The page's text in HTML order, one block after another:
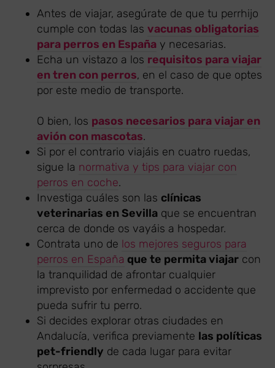
Antes de viajar, asegúrate de que tu perrhijo
cumple con todas las vacunas obligatorias
para perros en España y necesarias.
Echa un vistazo a los requisitos para viajar
en tren con perros, en el caso de que optes
por este medio de transporte.
O bien, los pasos necesarios para viajar en
avión con mascotas.
Si por el contrario viajáis en cuatro ruedas,
sigue la normativa y tips para viajar con
perros en coche.
Investiga cuáles son las clínicas
veterinarias en Sevilla que se encuentran
cerca de donde os vayáis a hospedar.
Contrata uno de los mejores seguros para
perros en España que te permita viajar con
la tranquilidad de afrontar cualquier
imprevisto por enfermedad o accidente que
pueda sufrir tu perro.
Si decides explorar otras ciudades en
Andalucía, verifica previamente las políticas
pet-friendly de cada lugar para evitar